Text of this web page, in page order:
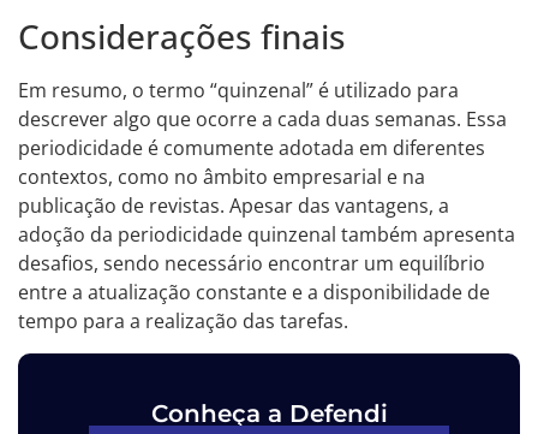
Considerações finais
Em resumo, o termo “quinzenal” é utilizado para
descrever algo que ocorre a cada duas semanas. Essa
periodicidade é comumente adotada em diferentes
contextos, como no âmbito empresarial e na
publicação de revistas. Apesar das vantagens, a
adoção da periodicidade quinzenal também apresenta
desafios, sendo necessário encontrar um equilíbrio
entre a atualização constante e a disponibilidade de
tempo para a realização das tarefas.
Conheça a Defendi